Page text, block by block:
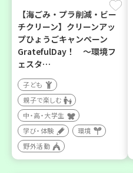
【海ごみ・プラ削減・ビー
チクリーン】クリーンアッ
プひょうごキャンペーン
GratefulDay！ ～環境フ
ェスタ…
子ども
親子で楽しむ
中・高・大学生
学び・体験
環境
野外活動